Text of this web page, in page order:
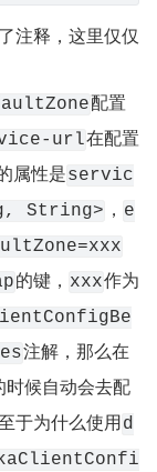
注释，这里仅仅
配置
url在配置
属性是servic
String> ， e
的键， xxx作为
注解，那么在
时候自动会去配
于为什么使用d